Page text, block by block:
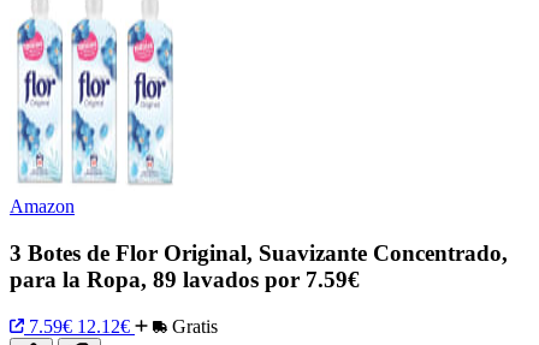
Amazon
3 Botes de Flor Original, Suavizante Concentrado,
para la Ropa, 89 lavados por 7.59€
7.59€ 12.12€ Gratis